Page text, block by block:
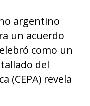
argentino
un acuerdo
como un
del
(CEPA) revela